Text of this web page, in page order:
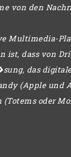
von den
Multimedia-
ist, dass von
das
(Apple und
oder